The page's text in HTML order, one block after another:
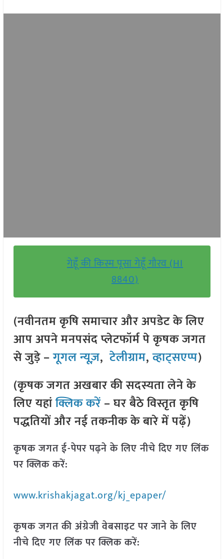
गेहूँ की किस्म पूसा गेहूँ गौरव (HI
8840)
(नवीनतम कृषि समाचार और अपडेट के लिए
आप अपने मनपसंद प्लेटफॉर्म पे कृषक जगत
से जुड़े –गूगल न्यूज़,टेलीग्राम,व्हाट्सएप्प)
(कृषक जगत अखबार की सदस्यता लेने के
लिए यहांक्लिक करें– घर बैठे विस्तृत कृषि
पद्धतियों और नई तकनीक के बारे में पढ़ें)
कृषक जगत ई-पेपर पढ़ने के लिए नीचे दिए गए लिंक
पर क्लिक करें:
www.krishakjagat.org/kj_epaper/
कृषक जगत की अंग्रेजी वेबसाइट पर जाने के लिए
नीचे दिए गए लिंक पर क्लिक करें: